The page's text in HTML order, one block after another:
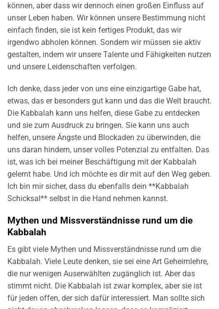
können, aber dass wir dennoch einen großen Einfluss auf
unser Leben haben. Wir können unsere Bestimmung nicht
einfach finden, sie ist kein fertiges Produkt, das wir
irgendwo abholen können. Sondern wir müssen sie aktiv
gestalten, indem wir unsere Talente und Fähigkeiten nutzen
und unsere Leidenschaften verfolgen.
Ich denke, dass jeder von uns eine einzigartige Gabe hat,
etwas, das er besonders gut kann und das die Welt braucht.
Die Kabbalah kann uns helfen, diese Gabe zu entdecken
und sie zum Ausdruck zu bringen. Sie kann uns auch
helfen, unsere Ängste und Blockaden zu überwinden, die
uns daran hindern, unser volles Potenzial zu entfalten. Das
ist, was ich bei meiner Beschäftigung mit der Kabbalah
gelernt habe. Und ich möchte es dir mit auf den Weg geben.
Ich bin mir sicher, dass du ebenfalls dein **Kabbalah
Schicksal** selbst in die Hand nehmen kannst.
Mythen und Missverständnisse rund um die
Kabbalah
Es gibt viele Mythen und Missverständnisse rund um die
Kabbalah. Viele Leute denken, sie sei eine Art Geheimlehre,
die nur wenigen Auserwählten zugänglich ist. Aber das
stimmt nicht. Die Kabbalah ist zwar komplex, aber sie ist
für jeden offen, der sich dafür interessiert. Man sollte sich